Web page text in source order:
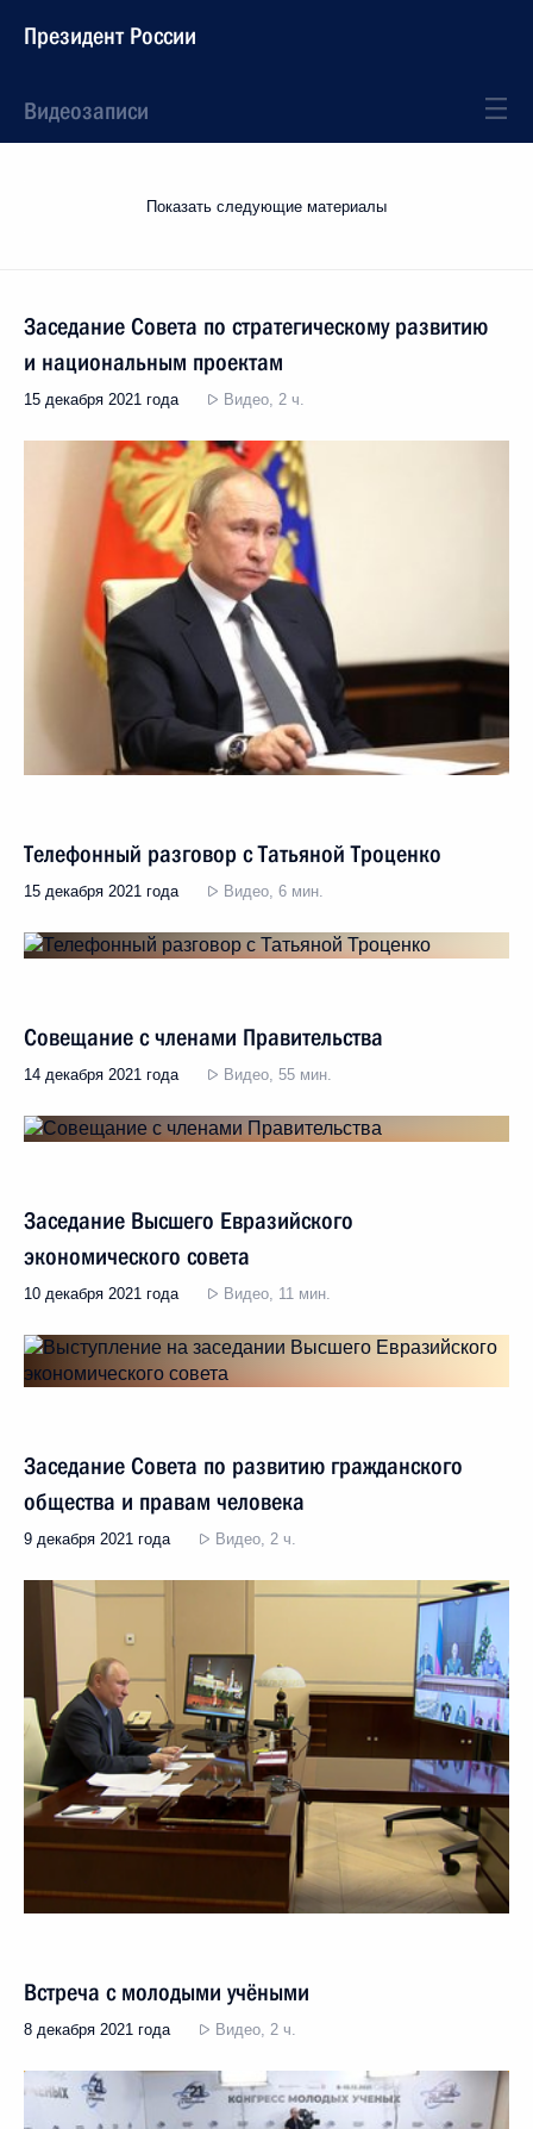
Президент России
Видеозаписи
Показать следующие материалы
Заседание Совета по стратегическому развитию
и национальным проектам
15 декабря 2021 года Видео, 2 ч.
Телефонный разговор с Татьяной Троценко
15 декабря 2021 года Видео, 6 мин.
Совещание с членами Правительства
14 декабря 2021 года Видео, 55 мин.
Заседание Высшего Евразийского
экономического совета
10 декабря 2021 года Видео, 11 мин.
Заседание Совета по развитию гражданского
общества и правам человека
9 декабря 2021 года Видео, 2 ч.
Встреча с молодыми учёными
8 декабря 2021 года Видео, 2 ч.